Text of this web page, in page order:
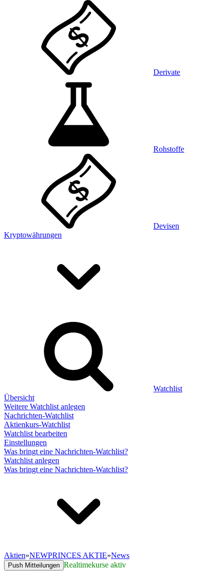
Derivate
Rohstoffe
Devisen
Kryptowährungen
Watchlist
Übersicht
Weitere Watchlist anlegen
Nachrichten-Watchlist
Aktienkurs-Watchlist
Watchlist bearbeiten
Einstellungen
Was bringt eine Nachrichten-Watchlist?
Watchlist anlegen
Was bringt eine Nachrichten-Watchlist?
Aktien»NEWPRINCES AKTIE»News
Push Mitteilungen Realtimekurse aktiv